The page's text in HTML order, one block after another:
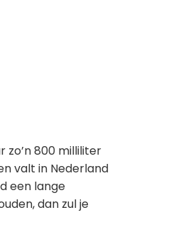
zo’n 800 milliliter
valt in Nederland
een lange
dan zul je